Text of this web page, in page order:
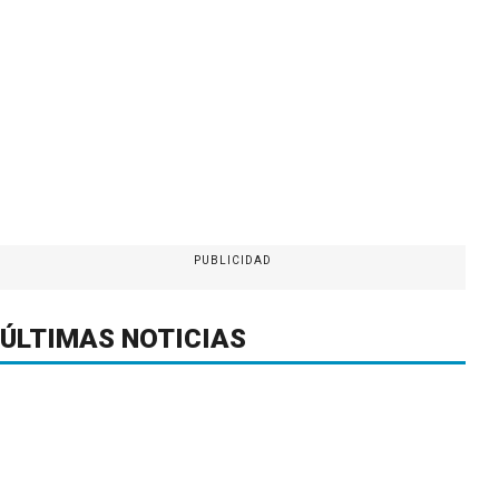
PUBLICIDAD
ÚLTIMAS NOTICIAS